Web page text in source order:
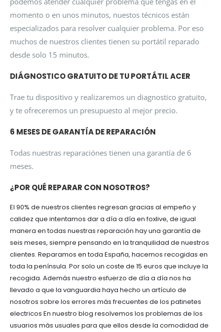
momento o en unos minutos, nuestos técnicos están
especializados para resolver cualquier problema. Por eso
muchos de nuestros clientes tienen su portátil reparado
desde solo 15 minutos.
DIÁGNOSTICO GRATUITO DE TU PORTÁTIL ACER
Trae tu dispositivo y realizaremos un diagnostico gratuito,
y te ofreceremos un presupuesto al mejor precio.
6 MESES DE GARANTÍA DE REPARACIÓN
Todas nuestras reparaciónes tienen una garantía de 6
meses.
¿POR QUÉ REPARAR CON NOSOTROS?
El 90% de nuestros clientes regresan gracias al empeño y
calidez que intentamos dar a día a día en foxlive, de igual
manera en todas nuestras reparación hay una garantía de
seis meses, siempre pensando en la tranquilidad de nuestros
clientes. Reparamos en toda España, hacemos recogidas en
toda la península. Por solo un coste de 15 euros que incluye la
recogida. Además nuestro esfuerzo de día a día nos ha
llevado a que la vanguardia haya hecho un artículo de
nosotros sobre los errores más frecuentes de los patinetes
electricos En nuestro blog resolvemos los problemas de los
usuarios más usuales para que ellos desde la comodidad de